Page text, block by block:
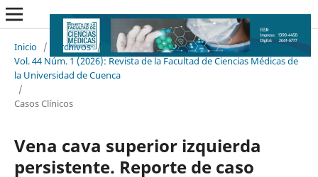
Inicio / Archivos /
Vol. 44 Núm. 1 (2026): Revista de la Facultad de Ciencias Médicas de
la Universidad de Cuenca
/
Casos Clínicos
Vena cava superior izquierda
persistente. Reporte de caso